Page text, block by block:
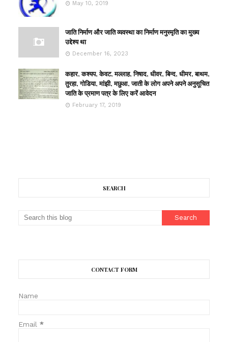
May 10, 2019
जाति निर्माण और जाति व्यवस्था का निर्माण मनुस्मृति का मुख्य
उद्देश्य था
December 16, 2023
कहार, कश्यप, केवट, मल्लाह, निषाद, धीवर, बिन्द, धीमर, बाथम,
तुरहा, गोडिया, मांझी, मछुआ, जाती के लोग अपने अपने अनुसूचित
जाति के प्रमाण पत्र के लिए करें आवेदन
February 17, 2019
SEARCH
CONTACT FORM
Name
Email *